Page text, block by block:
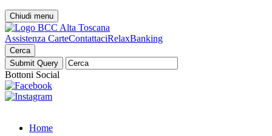
Chiudi menu
Assistenza CarteContattaciRelaxBanking
Cerca
Bottoni Social
Home